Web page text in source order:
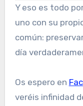
Y eso es todo
uno con su
común:
día
Os espero en
veréis infinidad